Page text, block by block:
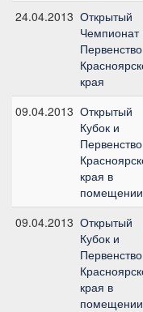
24.04.2013 Открытый
Чемпионат
Первенство
края
09.04.2013 Открытый
Кубок и
Первенство
края в
помещении
09.04.2013 Открытый
Кубок и
Первенство
края в
помещении